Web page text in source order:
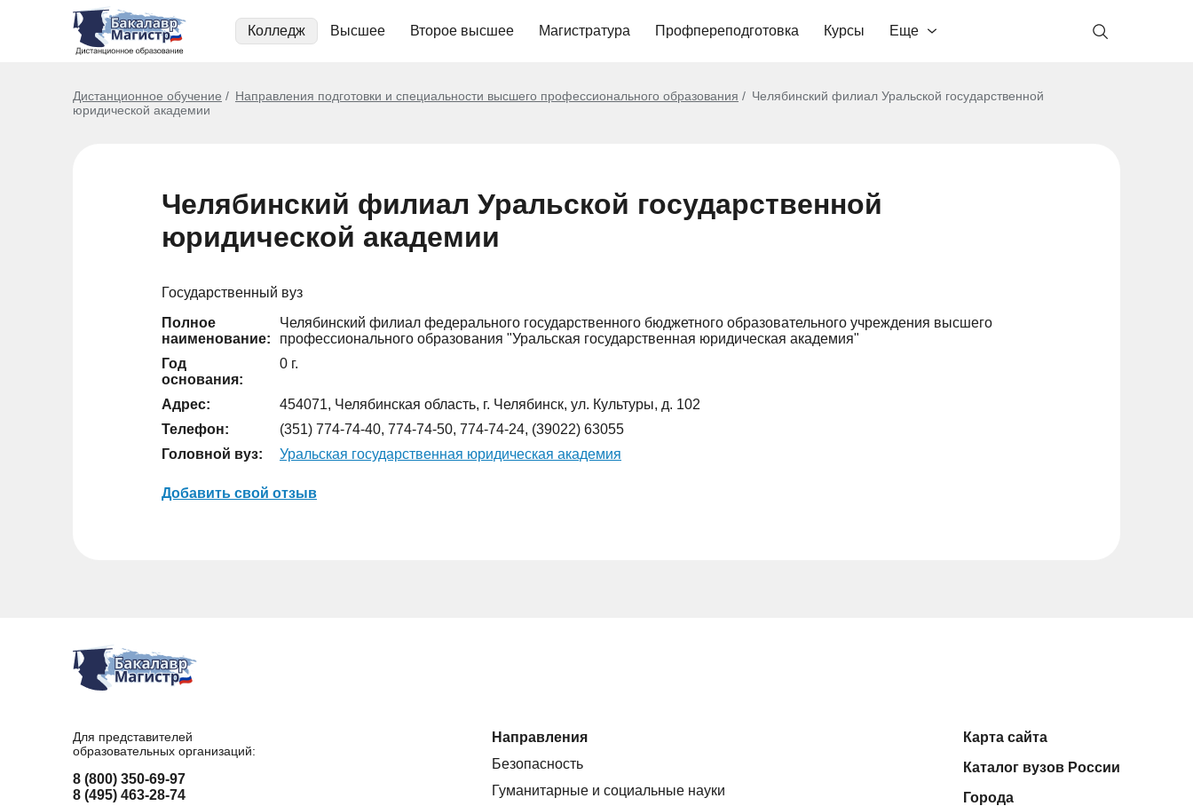
Колледж Высшее Второе высшее Магистратура Профпереподготовка Курсы Еще
Дистанционное обучение Направления подготовки и специальности высшего профессионального образования
Челябинский филиал Уральской государственной
юридической академии
Челябинский филиал Уральской государственной
юридической академии
Государственный вуз
Полное
наименование:
Челябинский филиал федерального государственного бюджетного образовательного учреждения высшего
профессионального образования "Уральская государственная юридическая академия"
Год
основания:
0 г.
Адрес:
454071, Челябинская область, г. Челябинск, ул. Культуры, д. 102
Телефон:
(351) 774-74-40, 774-74-50, 774-74-24, (39022) 63055
Головной вуз:
Уральская государственная юридическая академия
Добавить свой отзыв
Для представителей
образовательных организаций:
8 (800) 350-69-97
8 (495) 463-28-74
Направления
Безопасность
Гуманитарные и социальные науки
Карта сайта
Каталог вузов России
Города